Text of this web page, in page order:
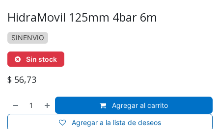
HidraMovil 125mm 4bar 6m
SINENVIO
Sin stock
$ 56,73
Agregar al carrito
Agregar a la lista de deseos